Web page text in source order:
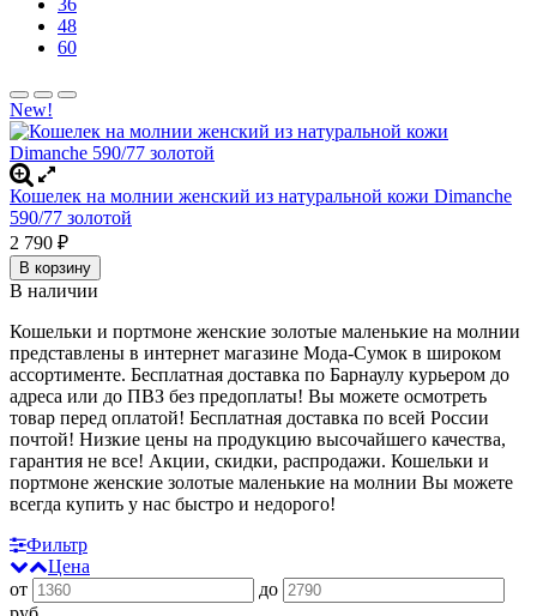
48
60
New!
Кошелек на молнии женский из натуральной кожи Dimanche
590/77 золотой
2 790 ₽
В корзину
В наличии
Кошельки и портмоне женские золотые маленькие на молнии
представлены в интернет магазине Мода-Сумок в широком
ассортименте. Бесплатная доставка по Барнаулу курьером до
адреса или до ПВЗ без предоплаты! Вы можете осмотреть
товар перед оплатой! Бесплатная доставка по всей России
почтой! Низкие цены на продукцию высочайшего качества,
гарантия не все! Акции, скидки, распродажи. Кошельки и
портмоне женские золотые маленькие на молнии Вы можете
всегда купить у нас быстро и недорого!
Фильтр
Цена
от
до